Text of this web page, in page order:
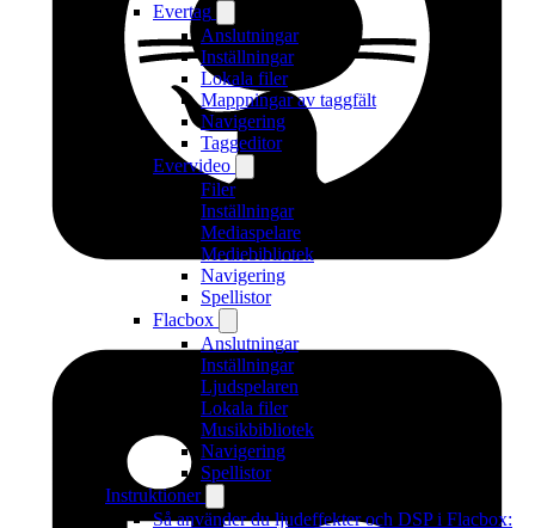
Evertag
Anslutningar
Inställningar
Lokala filer
Mappningar av taggfält
Navigering
Taggeditor
Evervideo
Filer
Inställningar
Mediaspelare
Mediebibliotek
Navigering
Spellistor
Flacbox
Anslutningar
Inställningar
Ljudspelaren
Lokala filer
Musikbibliotek
Navigering
Spellistor
Instruktioner
Så använder du ljudeffekter och DSP i Flacbox: